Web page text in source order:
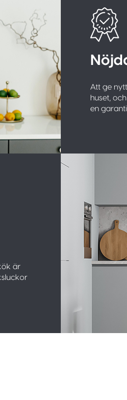
Att ge
huset,
en
är